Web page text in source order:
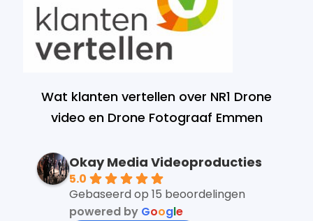
Wat klanten vertellen over NR1 Drone
video en Drone Fotograaf Emmen
Okay Media Videoproducties
5.0
Gebaseerd op 15 beoordelingen
powered by Google